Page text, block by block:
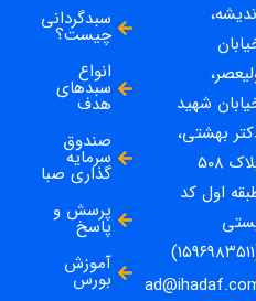
شهید
بهشتی،
پلاک ۵۰۸
اول کد
سبدگردانی
چیست؟
انواع
سبدهای
هدف
صندوق
سرمایه
گذاری صبا
پرسش و
پاسخ
آموزش
بورس